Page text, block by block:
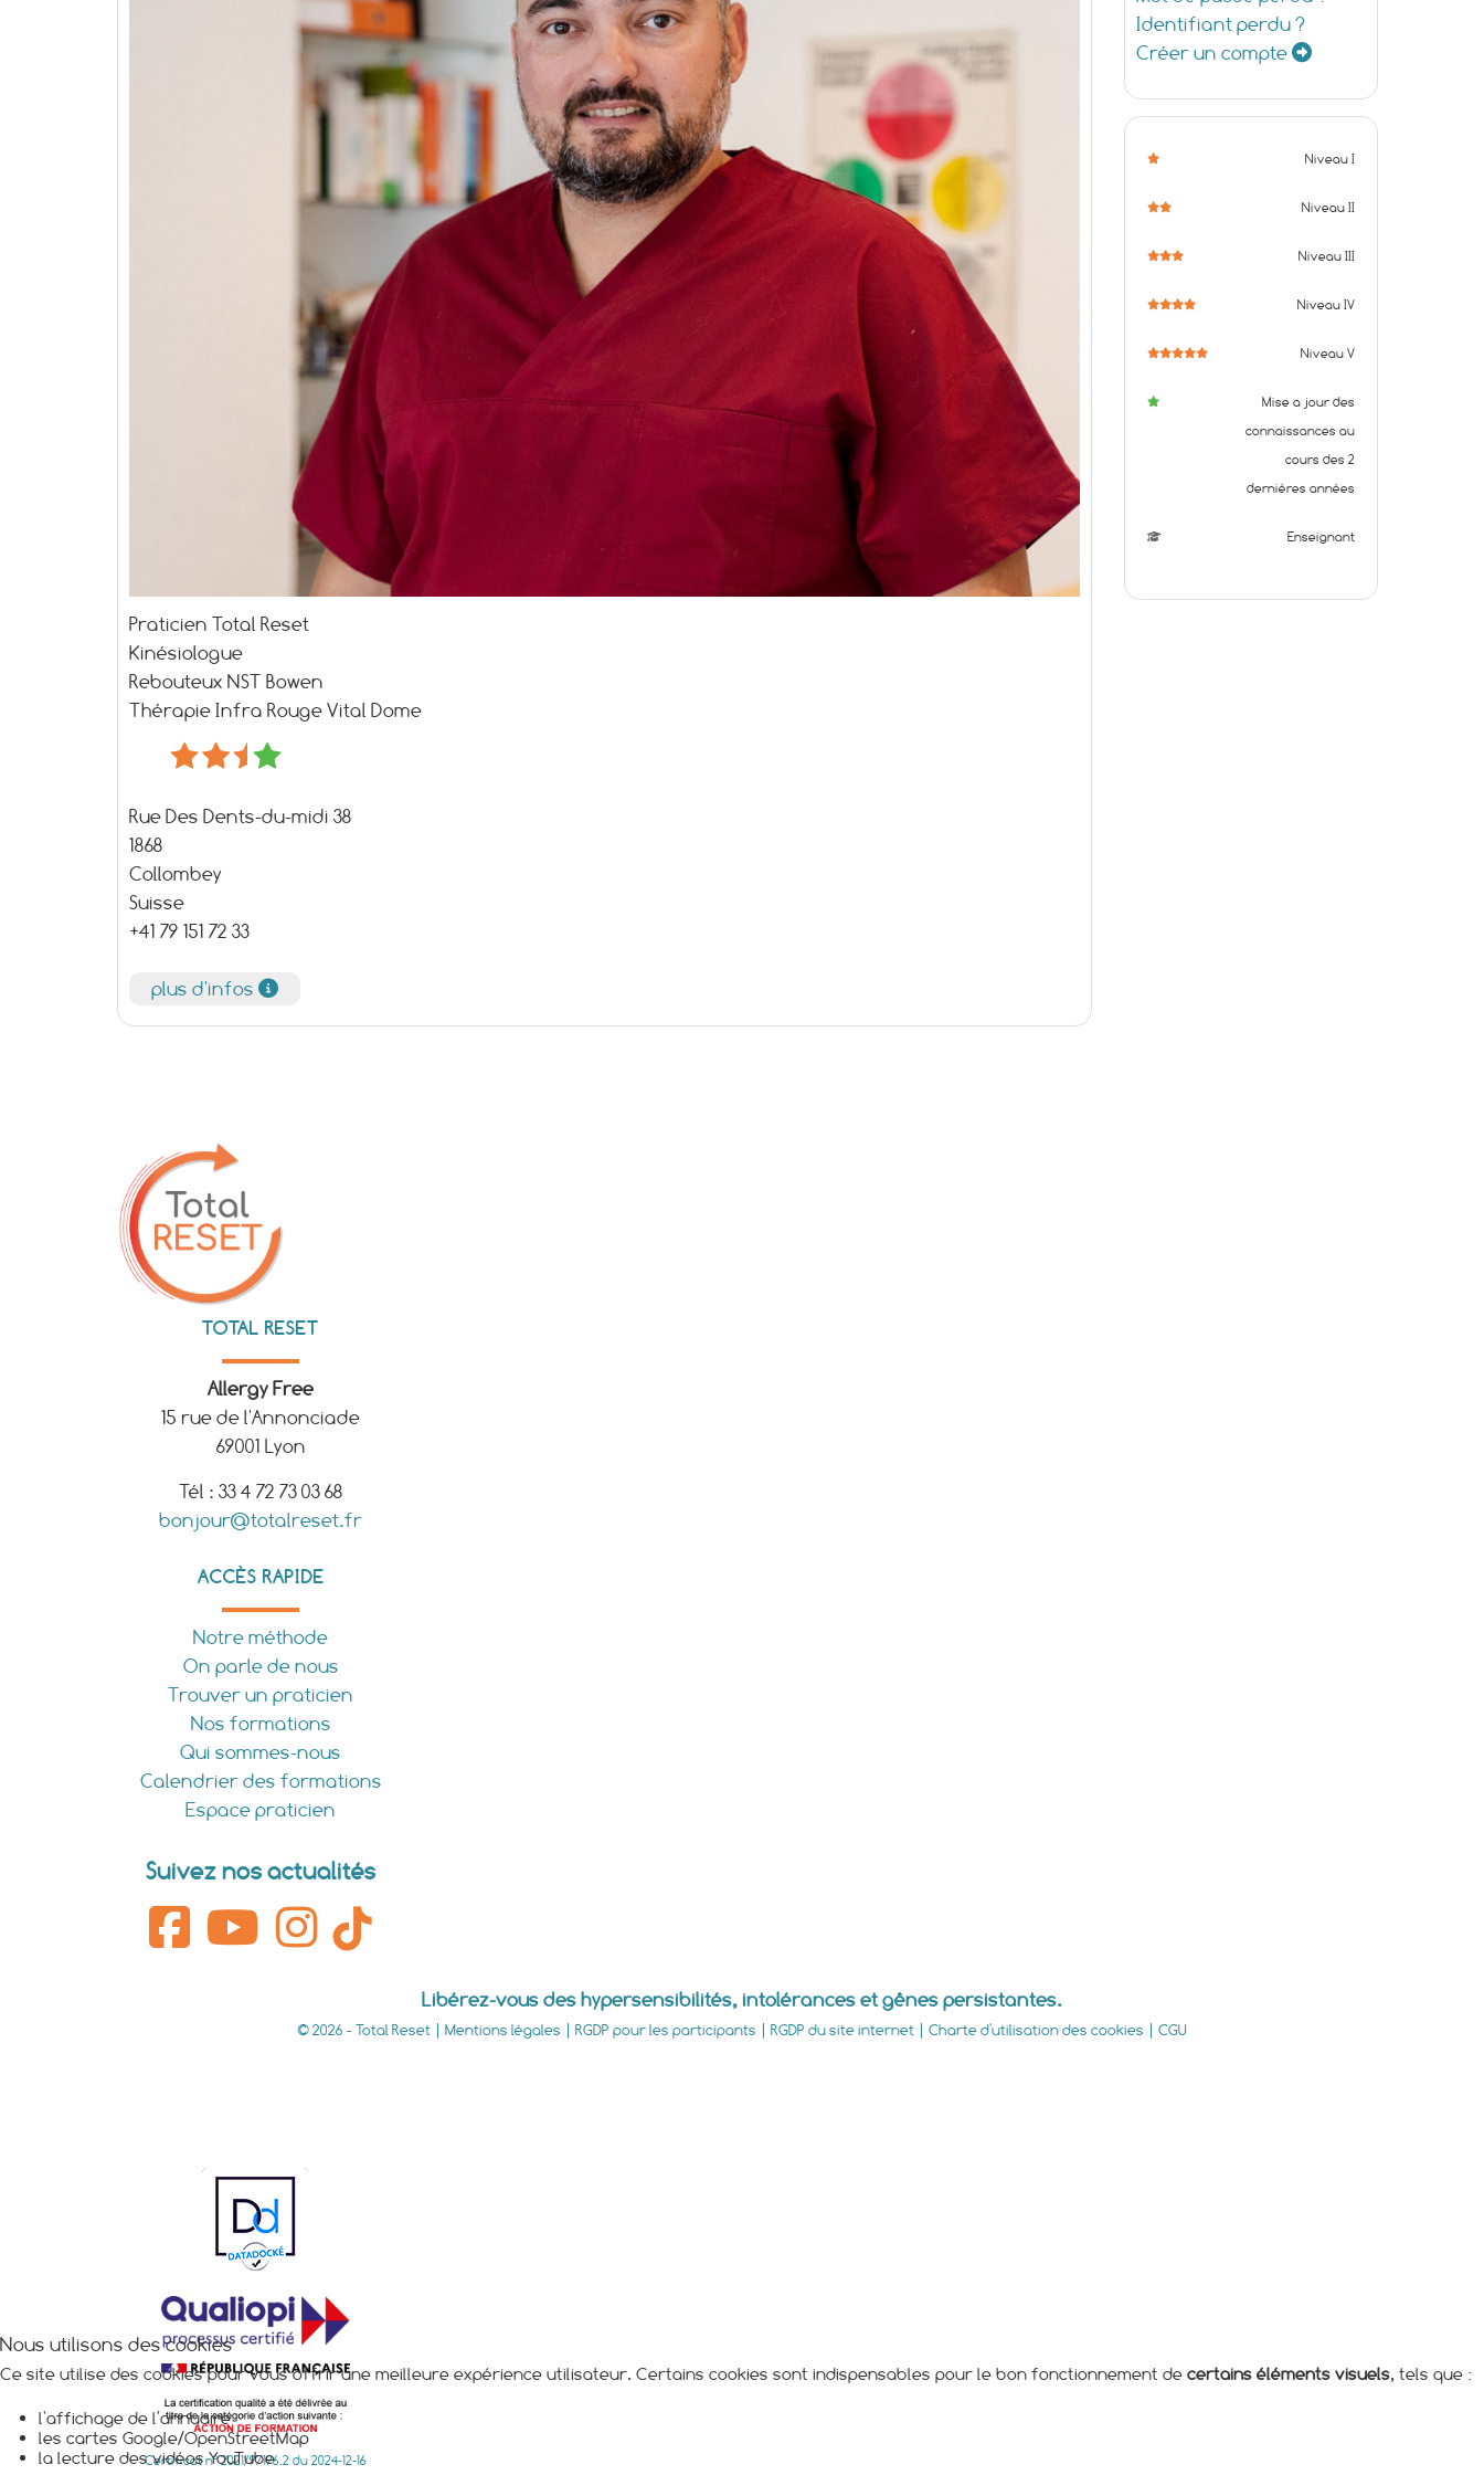
Praticien Total Reset
Kinésiologue
Rebouteux NST Bowen
Thérapie Infra Rouge Vital Dome
Rue Des Dents-du-midi 38
1868
Collombey
Suisse
+41 79 151 72 33
plus d'infos
Identifiant perdu ?
Créer un compte
Niveau I
Niveau II
Niveau III
Niveau IV
Niveau V
Mise a jour des
connaissances au
cours des 2
dernières années
Enseignant
TOTAL RESET
Allergy Free
15 rue de l'Annonciade
69001 Lyon
Tél : 33 4 72 73 03 68
bonjour@totalreset.fr
ACCÈS RAPIDE
Notre méthode
On parle de nous
Trouver un praticien
Nos formations
Qui sommes-nous
Calendrier des formations
Espace praticien
Suivez nos actualités
Libérez-vous des hypersensibilités, intolérances et gênes persistantes.
© 2026 - Total Reset | Mentions légales RGDP pour les participants RGDP du site internet Charte d'utilisation des cookies CGU
Certificat n° 2021/97196.2 du 2024-12-16
Nous utilisons des cookies
Ce site utilise des cookies pour vous offrir une meilleure expérience utilisateur. Certains cookies sont indispensables pour le bon fonctionnement de certains éléments visuels, tels que :
l'affichage de l'annuaire
les cartes Google/OpenStreetMap
la lecture des vidéos YouTube